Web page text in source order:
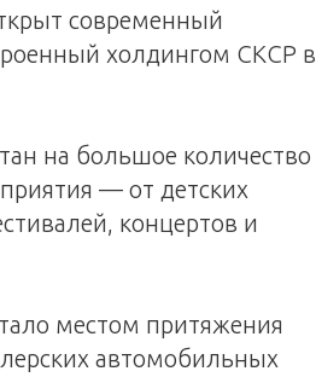
современный
холдингом СКСР в
на большое количество
— от детских
концертов и
местом притяжения
автомобильных